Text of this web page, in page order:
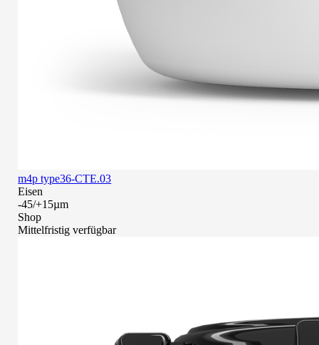
m4p type36-CTE.03
Eisen
-45/+15µm
Shop
Mittelfristig verfügbar